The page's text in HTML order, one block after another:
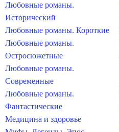
Любовные романы.
Исторический
Любовные романы. Короткие
Любовные романы.
Остросюжетные
Любовные романы.
Современные
Любовные романы.
Фантастические
Медицина и здоровье